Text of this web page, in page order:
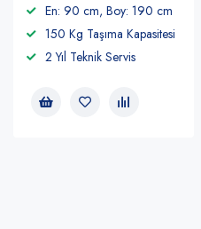
En: 90 cm, Boy: 190 cm
150 Kg Taşıma Kapasitesi
2 Yıl Teknik Servis